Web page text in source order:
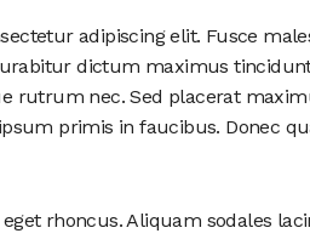
adipiscing elit. Fusce
dictum maximus
rutrum nec. Sed placerat
primis in faucibus. Donec
rhoncus. Aliquam sodales